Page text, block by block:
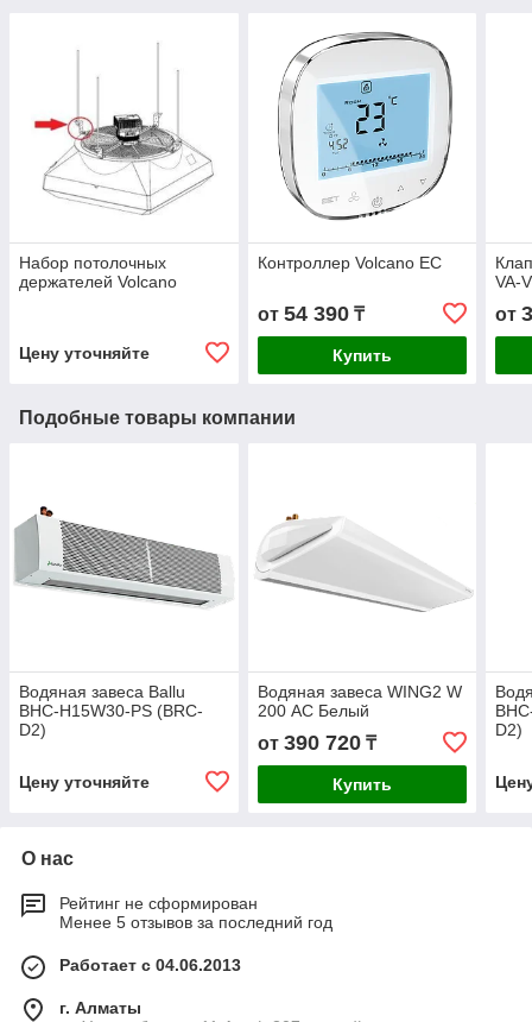
Набор потолочных
держателей Volcano
Цену уточняйте
Контроллер Volcano EC
от 54 390₸
Купить
VA-
от
Подобные товары компании
Водяная завеса Ballu
BHC-H15W30-PS (BRC-
D2)
Цену уточняйте
Водяная завеса WING2 W
200 АС Белый
от 390 720₸
Купить
D2)
О нас
Рейтинг не сформирован
Менее 5 отзывов за последний год
Работает с 04.06.2013
г. Алматы